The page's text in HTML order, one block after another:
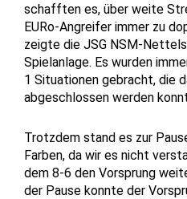
schafften es, über weite
EURo-Angreifer immer zu
zeigte die JSG NSM-
Spielanlage. Es wurden
1 Situationen gebracht, die
abgeschlossen werden
Trotzdem stand es zur
Farben, da wir es nicht
dem 8-6 den Vorsprung
der Pause konnte der